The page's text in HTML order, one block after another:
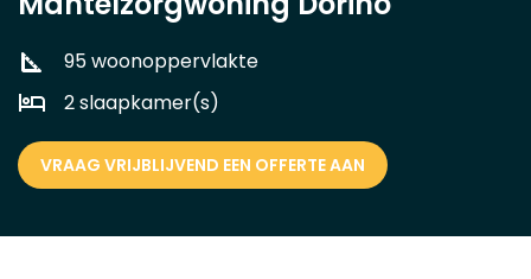
95 woonoppervlakte
2 slaapkamer(s)
VRAAG VRIJBLIJVEND EEN OFFERTE AAN